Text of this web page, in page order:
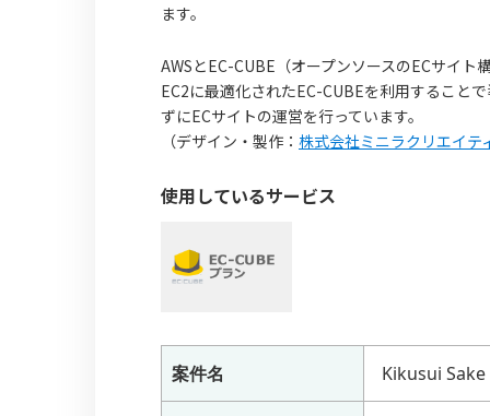
ます。
AWSとEC-CUBE（オープンソースのECサイ
EC2に最適化されたEC-CUBEを利用すること
ずにECサイトの運営を行っています。
（デザイン・製作： 株式会社ミニラクリエイテ
使用しているサービス
案件名 Kikusui